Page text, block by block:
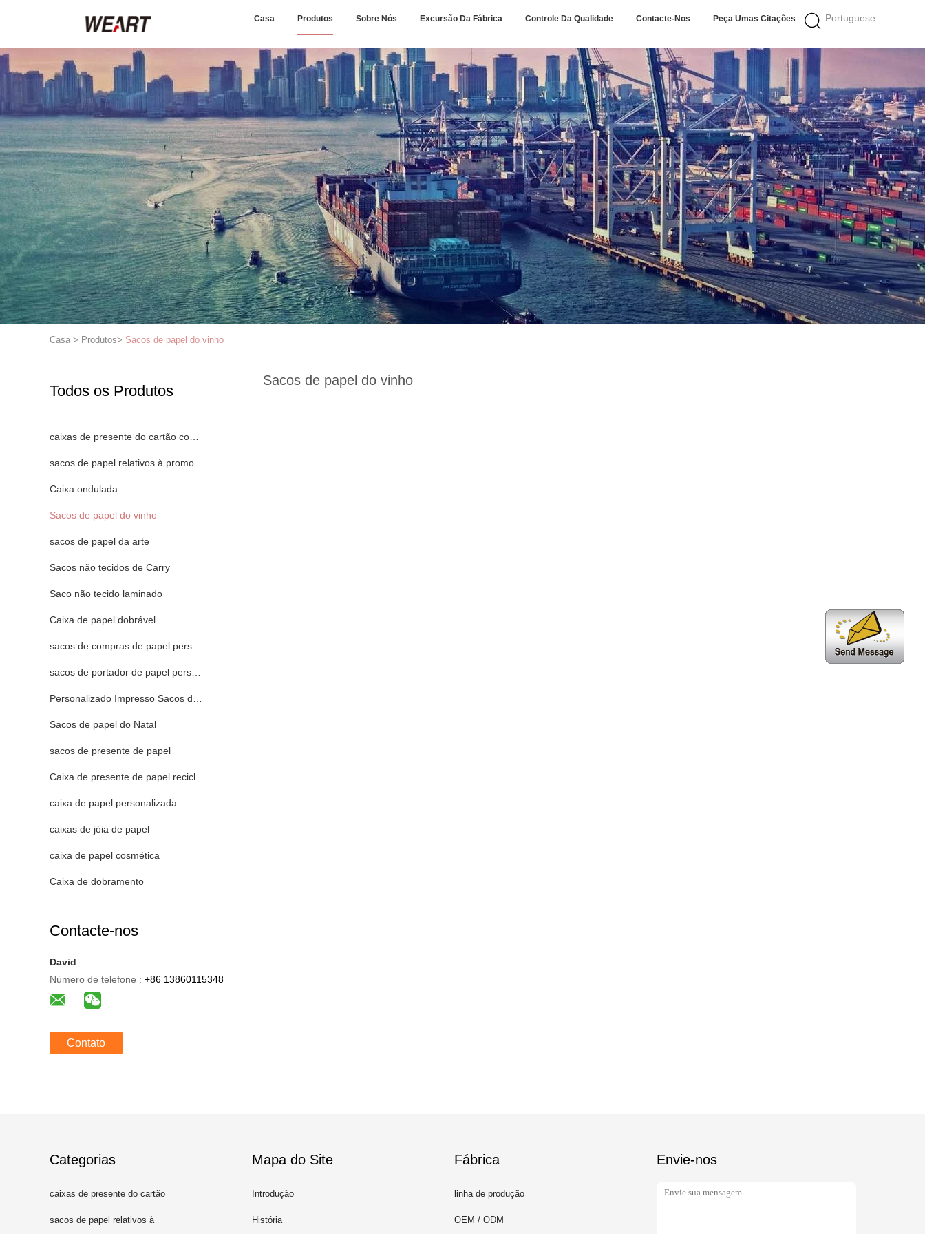
Portuguese
Casa Produtos Sobre Nós Excursão Da Fábrica Controle Da Qualidade Contacte-Nos Peça Umas Citações
Casa > Produtos> Sacos de papel do vinho
Todos os Produtos
caixas de presente do cartão com tampas
sacos de papel relativos à promoção
Caixa ondulada
Sacos de papel do vinho
sacos de papel da arte
Sacos não tecidos de Carry
Saco não tecido laminado
Caixa de papel dobrável
sacos de compras de papel personalizado
sacos de portador de papel personalizados
Personalizado Impresso Sacos de papel
Sacos de papel do Natal
sacos de presente de papel
Caixa de presente de papel reciclada
caixa de papel personalizada
caixas de jóia de papel
caixa de papel cosmética
Caixa de dobramento
Contacte-nos
David
Número de telefone : +86 13860115348
Contato
Sacos de papel do vinho
Categorias
caixas de presente do cartão
com tampas
sacos de papel relativos à
Mapa do Site
Introdução
História
Fábrica
linha de produção
OEM / ODM
Envie-nos